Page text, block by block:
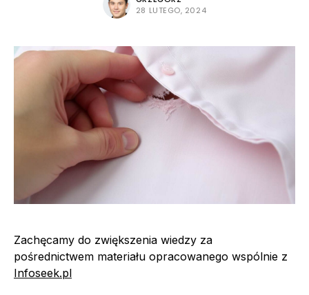
28 LUTEGO, 2024
Zachęcamy do zwiększenia wiedzy za
pośrednictwem materiału opracowanego wspólnie z
Infoseek.pl